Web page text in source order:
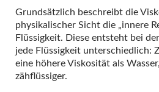
Grundsätzlich beschreibt die
physikalischer Sicht die „innere
Flüssigkeit. Diese entsteht bei
jede Flüssigkeit unterschiedlich:
eine höhere Viskosität als
zähflüssiger.